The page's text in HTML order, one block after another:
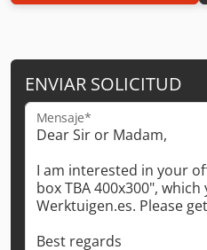
ENVIAR SOLICITUD
Mensaje*